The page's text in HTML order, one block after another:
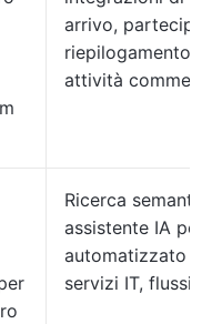
arrivo,
riepilogamento/
attività
Ricerca
assistente IA
automatizzato
servizi IT, flussi